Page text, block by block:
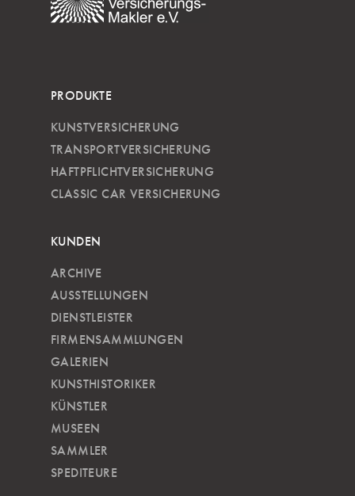
PRODUKTE
KUNSTVERSICHERUNG
TRANSPORTVERSICHERUNG
HAFTPFLICHTVERSICHERUNG
CLASSIC CAR VERSICHERUNG
KUNDEN
ARCHIVE
AUSSTELLUNGEN
DIENSTLEISTER
FIRMENSAMMLUNGEN
GALERIEN
KUNSTHISTORIKER
KÜNSTLER
MUSEEN
SAMMLER
SPEDITEURE